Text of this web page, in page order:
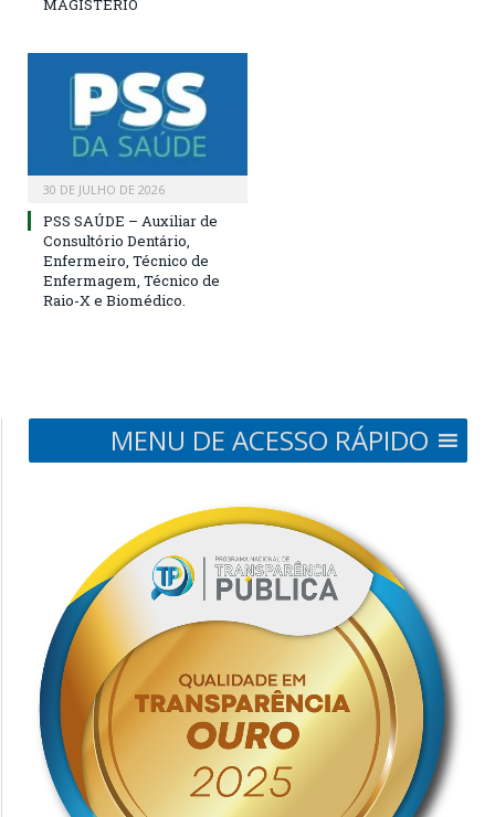
MAGISTÉRIO
30 DE JULHO DE 2026
PSS SAÚDE – Auxiliar de
Consultório Dentário,
Enfermeiro, Técnico de
Enfermagem, Técnico de
Raio-X e Biomédico.
MENU DE ACESSO RÁPIDO